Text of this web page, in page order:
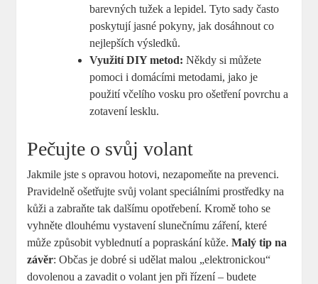
barevných tužek a lepidel. Tyto sady často
poskytují jasné pokyny, jak dosáhnout co
nejlepších výsledků.
Využití DIY metod: Někdy si můžete
pomoci i domácími metodami, jako je
použití včelího vosku pro ošetření povrchu a
zotavení lesklu.
Pečujte o svůj volant
Jakmile jste s opravou hotovi, nezapomeňte na prevenci.
Pravidelně ošetřujte svůj volant speciálními prostředky na
kůži a zabraňte tak dalšímu opotřebení. Kromě toho se
vyhněte dlouhému vystavení slunečnímu záření, které
může způsobit vyblednutí a popraskání kůže.Malý tip na
závěr: Občas je dobré si udělat malou „elektronickou“
dovolenou a zavadit o volant jen při řízení – budete